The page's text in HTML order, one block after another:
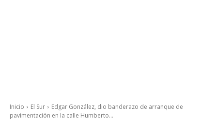
Inicio El Sur
Edgar González, dio banderazo de arranque de
pavimentación en la calle Humberto...